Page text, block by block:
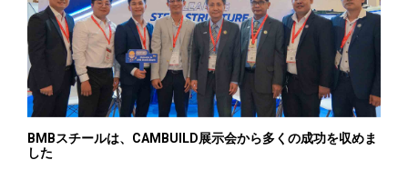
BMBスチールは、CAMBUILD展示会から多くの成功を収めま
した